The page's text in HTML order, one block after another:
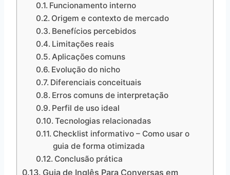
Funcionamento interno
Origem e contexto de mercado
Benefícios percebidos
Limitações reais
Aplicações comuns
Evolução do nicho
Diferenciais conceituais
Erros comuns de interpretação
Perfil de uso ideal
Tecnologias relacionadas
Checklist informativo – Como usar o
guia de forma otimizada
Conclusão prática
Guia de Inglês Para Conversas em